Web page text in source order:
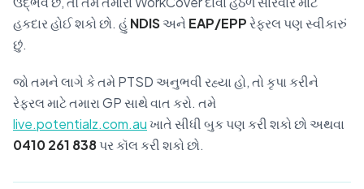
હકદાર હોઈ શકો છો. હું NDISઅને EAP/EPPરેફરલ પણ સ્વીકારું
છું.
જો તમને લાગે કે તમે PTSD અનુભવી રહ્યા હો, તો કૃપા કરીને
રેફરલ માટે તમારા GP સાથે વાત કરો. તમે
live.potentialz.com.auખાતે સીધી બુક પણ કરી શકો છો અથવા
0410 261 838પર કૉલ કરી શકો છો.